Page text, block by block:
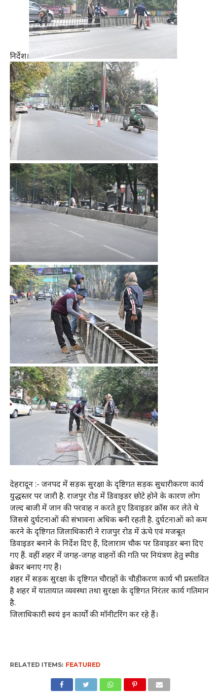
निर्देश।
देहरादून :- जनपद में सड़क सुरक्षा के दृष्टिगत सड़क सुधारीकरण कार्य
युद्धस्तर पर जारी है. राजपुर रोड में डिवाइडर छोटे होने के कारण लोग
जल्द बाजी में जान की परवाह न करते हुए डिवाइडर क्रॉस कर लेते थे
जिससे दुर्घटनाओं की संभावना अधिक बनी रहती है. दुर्घटनाओं को कम
करने के दृष्टिगत जिलाधिकारी ने राजपुर रोड में ऊंचे एवं मजबूत
डिवाइडर बनाने के निर्देश दिए हैं, दिलाराम चौक पर डिवाइडर बना दिए
गए हैं. वहीं शहर में जगह-जगह वाहनों की गति पर नियंत्रण हेतु स्पीड
ब्रेकर बनाए गए हैं।
शहर में सड़क सुरक्षा के दृष्टिगत चौराहों के चौड़ीकरण कार्य भी प्रस्तावित
है शहर में यातायात व्यवस्था तथा सुरक्षा के दृष्टिगत निरंतर कार्य गतिमान
है.
जिलाधिकारी स्वयं इन कार्यों की मॉनीटरिंग कर रहे हैं।
RELATED ITEMS: FEATURED